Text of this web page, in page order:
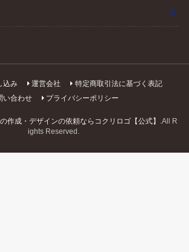
込み 運営会社
特定商取引法に基づく表記
い合わせ
プライバシーポリシー
作成・デザインの依頼ならコクリロゴ【公式】
.All R
ights Reserved.